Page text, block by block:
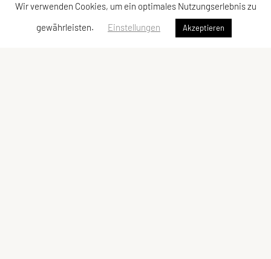
Wir verwenden Cookies, um ein optimales Nutzungserlebnis zu
gewährleisten.
Einstellungen Akzeptieren